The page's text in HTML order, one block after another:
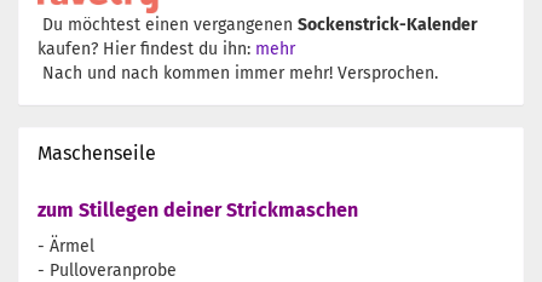
Du möchtest einen vergangenen Sockenstrick-Kalender
kaufen? Hier findest du ihn: mehr
Nach und nach kommen immer mehr! Versprochen.
Maschenseile
zum Stillegen deiner Strickmaschen
- Ärmel
- Pulloveranprobe